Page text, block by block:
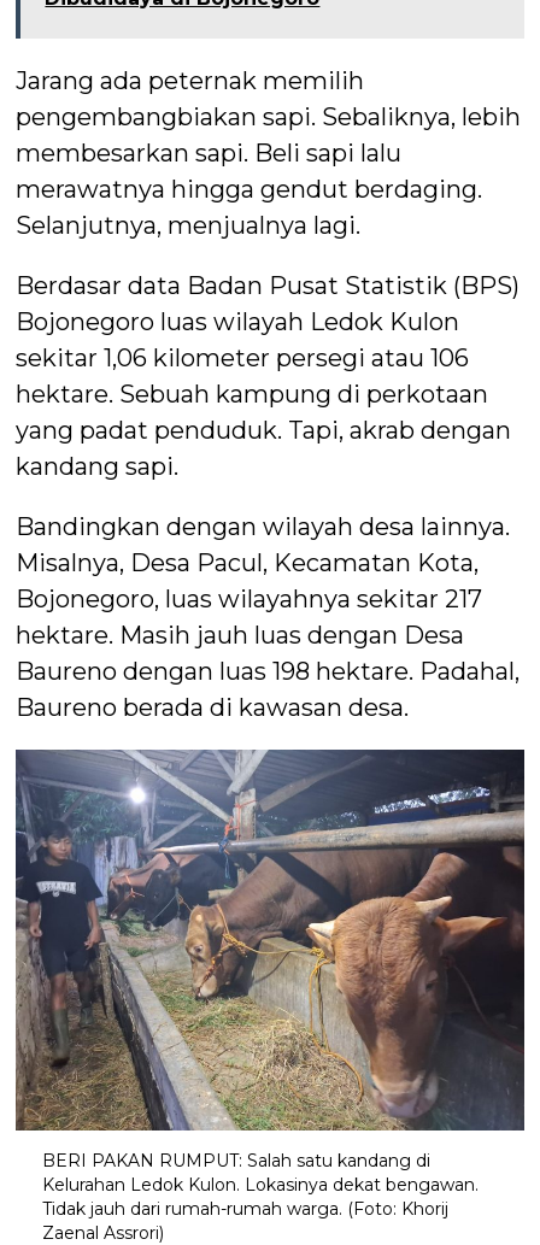
Jarang ada peternak memilih
pengembangbiakan sapi. Sebaliknya, lebih
membesarkan sapi. Beli sapi lalu
merawatnya hingga gendut berdaging.
Selanjutnya, menjualnya lagi.
Berdasar data Badan Pusat Statistik (BPS)
Bojonegoro luas wilayah Ledok Kulon
sekitar 1,06 kilometer persegi atau 106
hektare. Sebuah kampung di perkotaan
yang padat penduduk. Tapi, akrab dengan
kandang sapi.
Bandingkan dengan wilayah desa lainnya.
Misalnya, Desa Pacul, Kecamatan Kota,
Bojonegoro, luas wilayahnya sekitar 217
hektare. Masih jauh luas dengan Desa
Baureno dengan luas 198 hektare. Padahal,
Baureno berada di kawasan desa.
BERI PAKAN RUMPUT: Salah satu kandang di
Kelurahan Ledok Kulon. Lokasinya dekat bengawan.
Tidak jauh dari rumah-rumah warga. (Foto: Khorij
Zaenal Assrori)